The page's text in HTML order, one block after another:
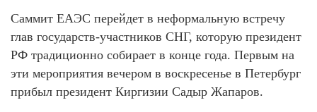
Саммит ЕАЭС перейдет в неформальную встречу
глав государств-участников СНГ, которую президент
РФ традиционно собирает в конце года. Первым на
эти мероприятия вечером в воскресенье в Петербург
прибыл президент Киргизии Садыр Жапаров.